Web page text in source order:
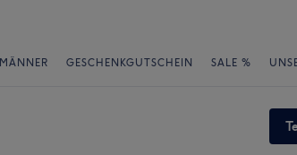
MÄNNER GESCHENKGUTSCHEIN SALE %